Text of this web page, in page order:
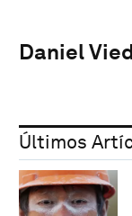
Daniel
Últimos